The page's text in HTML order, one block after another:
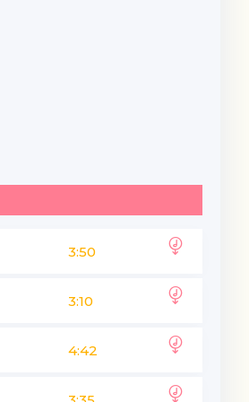
3:50
3:10
4:42